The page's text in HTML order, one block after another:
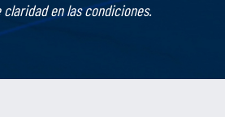
en las condiciones.